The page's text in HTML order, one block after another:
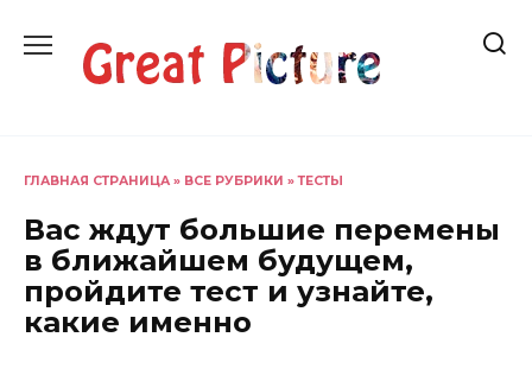
содержанию
ГЛАВНАЯ СТРАНИЦА » ВСЕ РУБРИКИ »ТЕСТЫ
Вас ждут большие перемены
в ближайшем будущем,
пройдите тест и узнайте,
какие именно